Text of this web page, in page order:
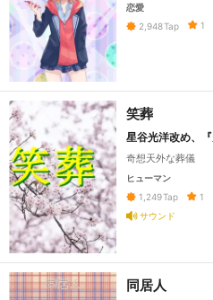
恋愛
2,948Tap 1
笑葬
星谷光洋改め、『
奇想天外な葬儀
ヒューマン
1,249Tap 1
サウンド
同居人